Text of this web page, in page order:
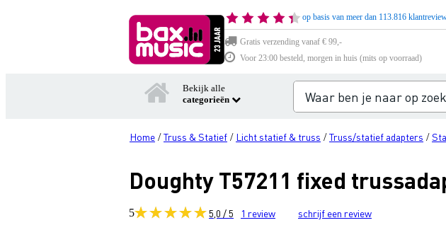
op basis van meer dan 113.816
Gratis verzending vanaf € 99,-
Voor 23:00 besteld, morgen in huis (mits op voorraad)
Bekijk alle
categorieën
Home /Truss & Statief / Licht statief & truss /Truss/statief adapters /
Doughty T57211 fixed
5 5,0 / 5 1 review schrijf een review